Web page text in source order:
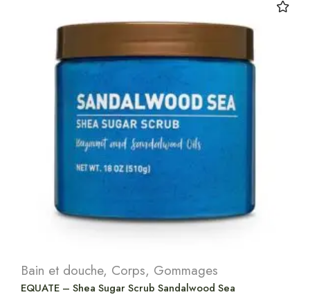
Bain et douche, Corps, Gommages
EQUATE – Shea Sugar Scrub Sandalwood Sea